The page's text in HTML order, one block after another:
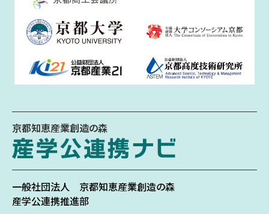
京都知恵産業創造の森
一般社団法人 京都知恵産業創造の森
産学公連携推進部